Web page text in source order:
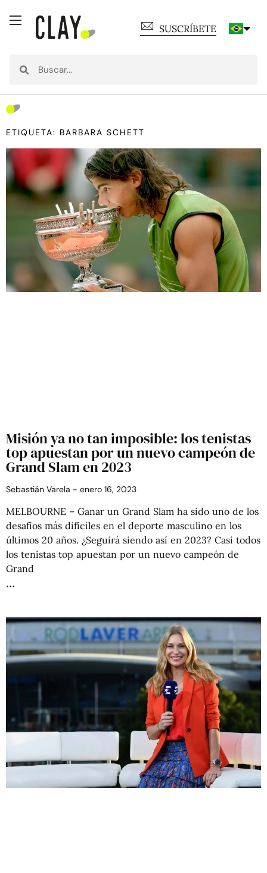
SUSCRÍBETE
ETIQUETA: BARBARA SCHETT
Misión ya no tan imposible: los tenistas
top apuestan por un nuevo campeón de
Grand Slam en 2023
Sebastián Varela enero 16, 2023
MELBOURNE – Ganar un Grand Slam ha sido uno de los
desafíos más difíciles en el deporte masculino en los
últimos 20 años. ¿Seguirá siendo así en 2023? Casi todos
los tenistas top apuestan por un nuevo campeón de
Grand